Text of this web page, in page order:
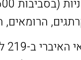
הרומאים,